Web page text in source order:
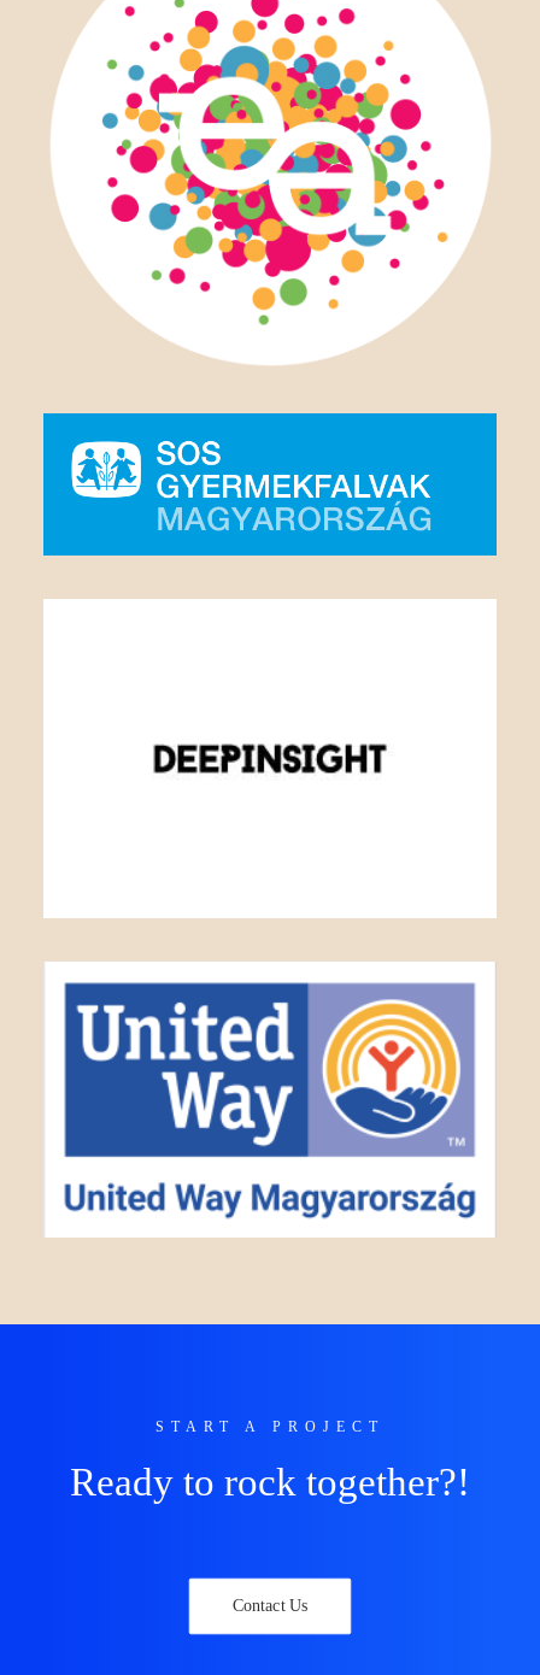
START A PROJECT
Ready to rock together?!
Contact Us